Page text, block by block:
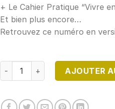
+ Le Cahier Pratique “Vivre
Et bien plus encore…
Retrouvez ce numéro en
quantité de DIRECTIONAJOUTER